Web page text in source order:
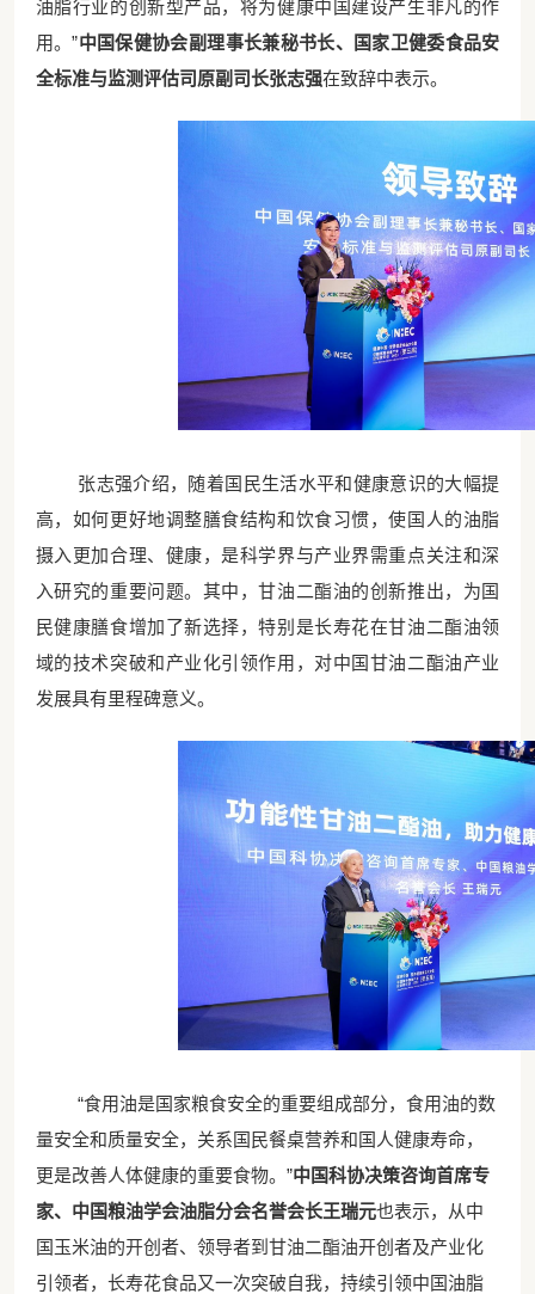
油脂行业的创新型产品，将为健康中国建设产生非凡的作
用。”中国保健协会副理事长兼秘书长、国家卫健委食品安
全标准与监测评估司原副司长张志强在致辞中表示。
张志强介绍，随着国民生活水平和健康意识的大幅提
高，如何更好地调整膳食结构和饮食习惯，使国人的油脂
摄入更加合理、健康，是科学界与产业界需重点关注和深
入研究的重要问题。其中，甘油二酯油的创新推出，为国
民健康膳食增加了新选择，特别是长寿花在甘油二酯油领
域的技术突破和产业化引领作用，对中国甘油二酯油产业
发展具有里程碑意义。
“食用油是国家粮食安全的重要组成部分，食用油的数
量安全和质量安全，关系国民餐桌营养和国人健康寿命，
更是改善人体健康的重要食物。”中国科协决策咨询首席专
家、 中国粮油学会油脂分会名誉会长王瑞元也表示，从中
国玉米油的开创者、领导者到甘油二酯油开创者及产业化
引领者，长寿花食品又一次突破自我，持续引领中国油脂